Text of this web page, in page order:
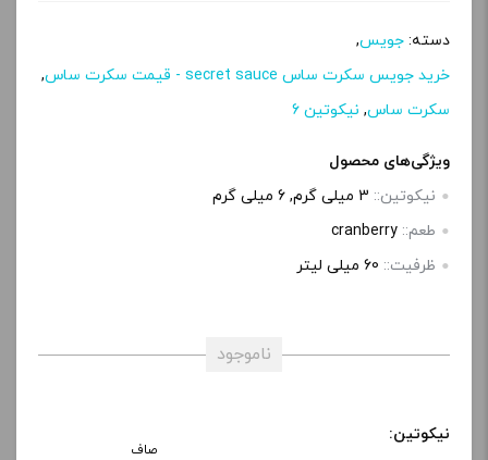
دسته: جویس,
خرید جویس سکرت ساس secret sauce - قیمت سکرت ساس
,
سکرت ساس, نیکوتین 6
ویژگی‌های محصول
نیکوتین:: 3 میلی گرم, 6 میلی‌ گرم
طعم:: cranberry
ظرفیت:: 60 میلی‌ لیتر
ناموجود
نیکوتین:
صاف